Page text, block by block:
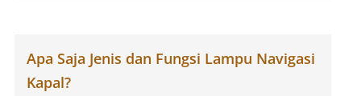
Apa Saja Jenis dan Fungsi Lampu Navigasi
Kapal?